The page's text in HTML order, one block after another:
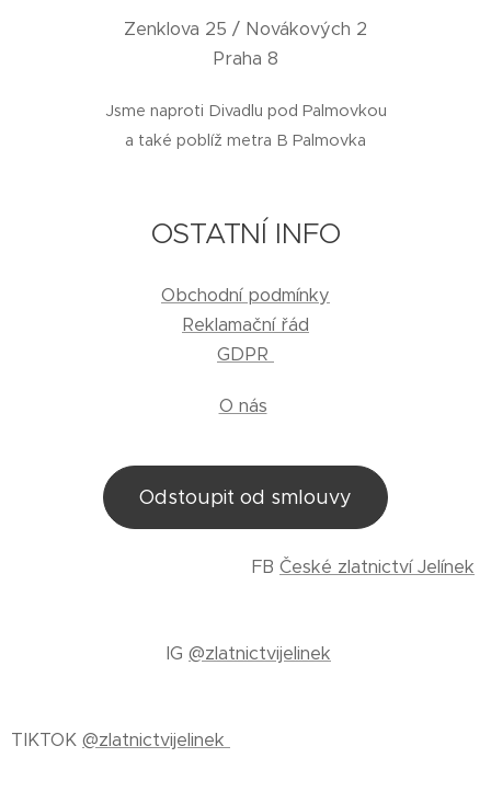
Zenklova 25 / Novákových 2
Praha 8
Jsme naproti Divadlu pod Palmovkou
a také poblíž metra B Palmovka
OSTATNÍ INFO
Obchodní podmínky
Reklamační řád
GDPR
O nás
Odstoupit od smlouvy
FB České zlatnictví Jelínek
IG @zlatnictvijelinek
TIKTOK @zlatnictvijelinek